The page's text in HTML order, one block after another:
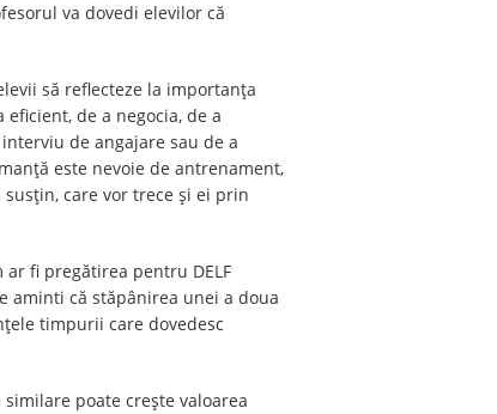
va dovedi elevilor că
să reflecteze la importanța
de a negocia, de a
de angajare sau de a
este nevoie de antrenament,
care vor trece și ei prin
fi pregătirea pentru DELF
aminti că stăpânirea unei a doua
timpurii care dovedesc
poate crește valoarea